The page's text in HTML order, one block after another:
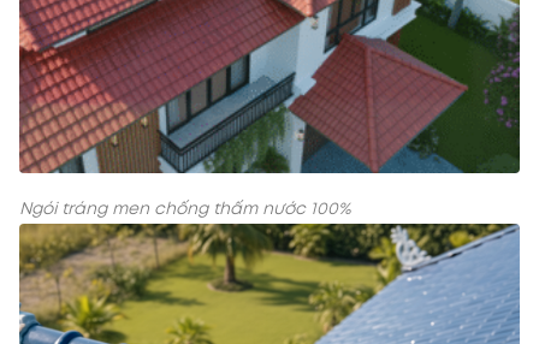
Ngói tráng men chống thấm nước 100%